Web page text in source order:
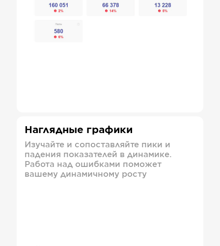
Наглядные графики
Изучайте и сопоставляйте пики и
падения показателей в динамике.
Работа над ошибками поможет
вашему динамичному росту